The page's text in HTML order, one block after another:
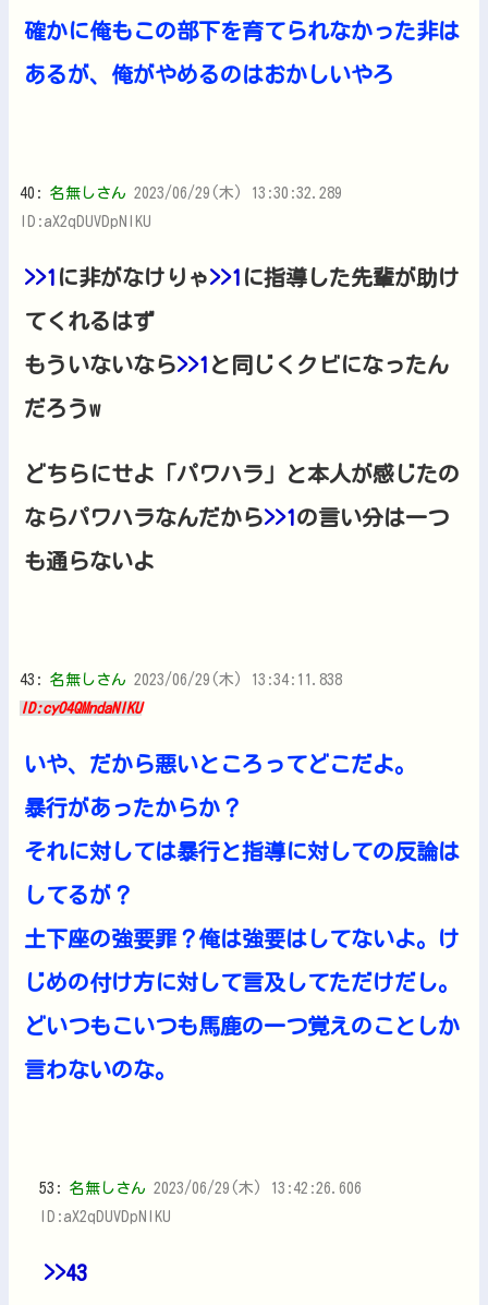
確かに俺もこの部下を育てられなかった非は
あるが、俺がやめるのはおかしいやろ
40: 名無しさん 2023/06/29(木) 13:30:32.289
ID:aX2qDUVDpNIKU
>>1 に非がなけりゃ>>1 に指導した先輩が助け
てくれるはず
もういないなら>>1 と同じくクビになったん
だろうw
どちらにせよ「パワハラ」と本人が感じたの
ならパワハラなんだから>>1 の言い分は一つ
も通らないよ
43: 名無しさん 2023/06/29(木) 13:34:11.838
ID:cyO4QMndaNIKU
いや、だから悪いところってどこだよ。
暴行があったからか？
それに対しては暴行と指導に対しての反論は
してるが？
土下座の強要罪？俺は強要はしてないよ。け
じめの付け方に対して言及してただけだし。
どいつもこいつも馬鹿の一つ覚えのことしか
言わないのな。
53: 名無しさん 2023/06/29(木) 13:42:26.606
ID:aX2qDUVDpNIKU
>>43